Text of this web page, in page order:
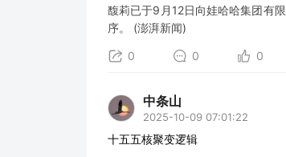
馥莉已于9月12日向娃哈哈集团有
序。 (澎湃新闻)
0 0 0
中条山
2025-10-09 07:01:22
十五五核聚变逻辑